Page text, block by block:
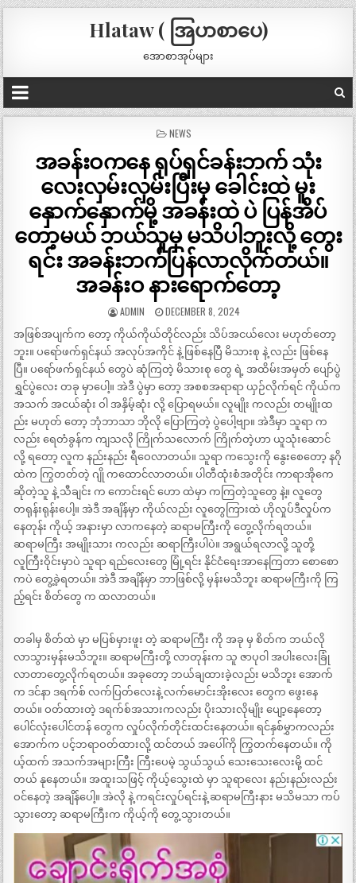
Hlataw ( အြပာစာပေ)
အောစာအုပ်များ
POSTED
IN
NEWS
အခန်းဝကနေ ရုပ်ရှင်ခန်းဘက် သုံး
လေးလှမ်းလှမ်းပြီးမှ ခေါင်းထဲ မူး
နှောက်နှောက်မို့ အခန်းထဲ ပဲ ပြန်အိပ်
တော့မယ် ဘယ်သူမှ မသိပါဘူးလို့ တွေး
ရင်း အခန်းဘက်ပြန်လာလိုက်တယ်။
အခန်းဝ နားရောက်တော့
ADMIN DECEMBER 8, 2024
အဖြစ်အပျက်က တော့ ကိုယ်ကိုယ်တိုင်လည်း သိပ်အငယ်လေး မဟုတ်တော့
ဘူး။ ပရော်ဖက်ရှင်နယ် အလုပ်အကိုင် နဲ့ ဖြစ်နေပြီ မိသားစု နဲ့ လည်း ဖြစ်နေ
ပြီ။ ပရော်ဖက်ရှင်နယ် တွေပဲ ဆုံကြတဲ့ မိသားစု တွေ ရဲ့ အထိမ်းအမှတ် ပျော်ပွဲ
ရွှင်ပွဲလေး တခု မှာပေါ့။ အဲဒီ ပွဲမှာ တော့ အစစအရာရာ ယှဉ်လိုက်ရင် ကိုယ်က
အသက် အငယ်ဆုံး ဝါ အနှိမ့်ဆုံး လို့ ပြောရမယ်။ လူမျိုး ကလည်း တမျိုးထ
ည်း မဟုတ် တော့ ဘုံဘာသာ ဘိုလို ပြောကြတဲ့ ပွဲပေါ့ဗျာ။ အဲဒီမှာ သူရာ က
လည်း ရေတံခွန်က ကျသလို ကြိုက်သလောက် ကြိုက်တဲ့ဟာ ယူသုံးဆောင်
လို့ ရတော့ လူက နည်းနည်း ရီဝေလာတယ်။ သူရာ ကသွေးကို နွေးစေတော့ နဂို
ထဲက ကြွတတ်တဲ့ ဂျို ကထောင်လာတယ်။ ပါတီထုံးစံအတိုင်း ကာရာအိုကေ
ဆိုတဲ့သူ နဲ့ သီချင်း က ကောင်းရင် ဟော ထဲမှာ ကကြတဲ့သူတွေ နဲ့။ လူတွေ
တရုန်းရုန်းပေါ့။ အဲဒီ အချိန်မှာ ကိုယ်လည်း လူတွေကြားထဲ ဟိုလှုပ်ဒီလှုပ်က
နေတုန်း ကိုယ့် အနားမှာ လာကနေတဲ့ ဆရာမကြီးကို တွေ့လိုက်ရတယ်။
ဆရာမကြီး အမျိုးသား ကလည်း ဆရာကြီးပါပဲ။ အရွယ်ရလာလို့ သူတို့
လူကြီးဝိုင်းမှာပဲ သူရာ ရည်လေးတွေ မြုံ့ရင်း နိုင်ငံရေးအာနေကြတာ စောစော
ကပဲ တွေ့ခဲ့ရတယ်။ အဲဒီ အချိန်မှာ ဘာဖြစ်လို့ မှန်းမသိဘူး ဆရာမကြီးကို ကြ
ည့်ရင်း စိတ်တွေ က ထလာတယ်။
တခါမှ စိတ်ထဲ မှာ မပြစ်မှားဖူး တဲ့ ဆရာမကြီး ကို အခု မှ စိတ်က ဘယ်လို
လာသွားမှန်းမသိဘူး။ ဆရာမကြီးတို့ လာတုန်းက သူ ဇာပုဝါ အပါးလေးခြုံ
လာတာတွေ့လိုက်ရတယ်။ အခုတော့ ဘယ်ချထားခဲ့လည်း မသိဘူး အောက်
က ဒင်နာ ဒရက်စ် လက်ပြတ်လေးနဲ့ လက်မောင်းအိုးလေး တွေက ဖွေးနေ
တယ်။ ဝတ်ထားတဲ့ ဒရက်စ်အသားကလည်း ပိုးသားလိုမျိုး ပျော့နေတော့
ပေါင်လုံးပေါင်တန် တွေက လှုပ်လိုက်တိုင်းထင်းနေတယ်။ ရင်နှစ်မွှာကလည်း
အောက်က ပင့်ဘရာဝတ်ထားလို့ ထင်တယ် အပေါ်ကို ကြွတက်နေတယ်။ ကို
ယ့်ထက် အသက်အများကြီး ကြီးပေမဲ့ သွယ်သွယ် သေးသေးလေးမို့ ထင်
တယ် နုနေတယ်။ အထူးသဖြင့် ကိုယ့်သွေးထဲ မှာ သူရာလေး နည်းနည်းလည်း
ဝင်နေတဲ့ အချိန်ပေါ့။ အဲလို နဲ့ ကရင်းလှုပ်ရင်းနဲ့ ဆရာမကြီးနား မသိမသာ ကပ်
သွားတော့ ဆရာမကြီးက ကိုယ့်ကို တွေ့သွားတယ်။